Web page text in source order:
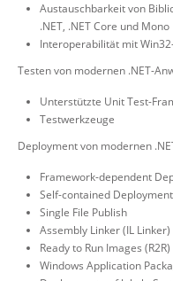
Austauschbarkeit von
.NET, .NET Core und Mono
Interoperabilität mit
Testen von modernen .NET-
Unterstützte Unit Test-
Testwerkzeuge
Deployment von modernen
Framework-dependent
Self-contained
Single File Publish
Assembly Linker (IL Linker)
Ready to Run Images (R2R)
Windows Application